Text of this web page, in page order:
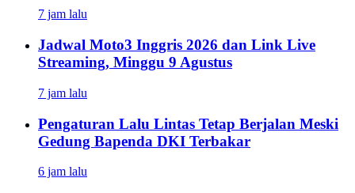
7 jam lalu
Jadwal Moto3 Inggris 2026 dan Link Live
Streaming, Minggu 9 Agustus
7 jam lalu
Pengaturan Lalu Lintas Tetap Berjalan Meski
Gedung Bapenda DKI Terbakar
6 jam lalu